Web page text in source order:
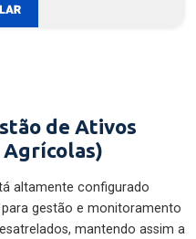
de Ativos
Agrícolas)
altamente configurado
gestão e monitoramento
mantendo assim a